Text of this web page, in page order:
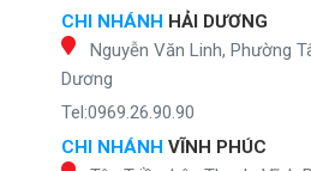
CHI NHÁNH HẢI DƯƠNG
Nguyễn Văn Linh, Phường
Dương
Tel:0969.26.90.90
CHI NHÁNH VĨNH PHÚC